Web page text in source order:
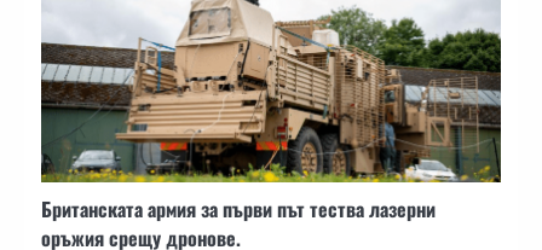
Британската армия за първи път тества лазерни
оръжия срещу дронове.